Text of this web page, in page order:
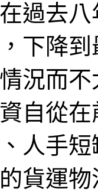
過去
下降
況而
自從
人手
貨運